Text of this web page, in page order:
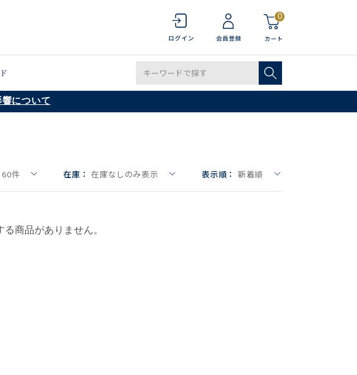
0
について
60件 在庫： 在庫なしのみ表示 表示順： 新着順
る商品がありません。